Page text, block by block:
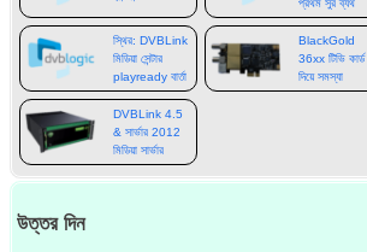
প্রথম সুর ব্যর্থ
স্থির: DVBLink
মিডিয়া সেন্টার
playready বার্তা
BlackGold
36xx টিভি কার্ড
দিয়ে সমস্যা
DVBLink 4.5
& সার্ভার 2012
মিডিয়া সার্ভার
উত্তর দিন